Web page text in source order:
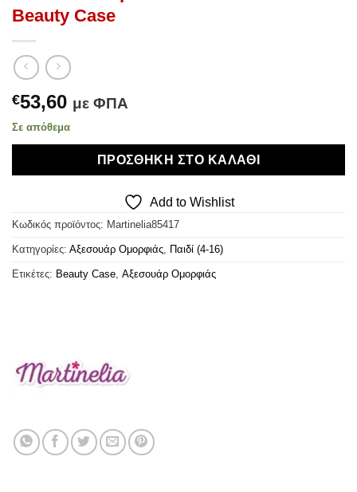
Beauty Case
€53,60 με ΦΠΑ
Σε απόθεμα
ΠΡΟΣΘΉΚΗ ΣΤΟ ΚΑΛΆΘΙ
Add to Wishlist
Κωδικός προϊόντος: Martinelia85417
Κατηγορίες: Αξεσουάρ Ομορφιάς, Παιδί (4-16)
Ετικέτες: Beauty Case, Αξεσουάρ Ομορφιάς